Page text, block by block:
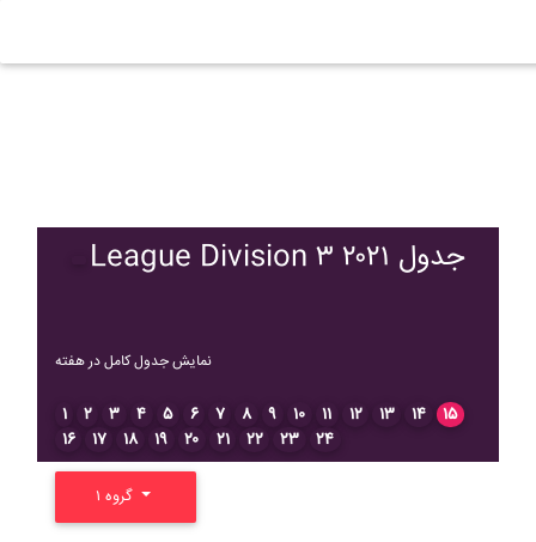
League Division ۳ ۲۰۲۱ جدول
نمایش جدول کامل در هفته
۱ ۲ ۳ ۴ ۵ ۶ ۷ ۸ ۹ ۱۰ ۱۱ ۱۲ ۱۳ ۱۴
۱۵
۱۶
۱۷ ۱۸ ۱۹ ۲۰ ۲۱ ۲۲ ۲۳ ۲۴